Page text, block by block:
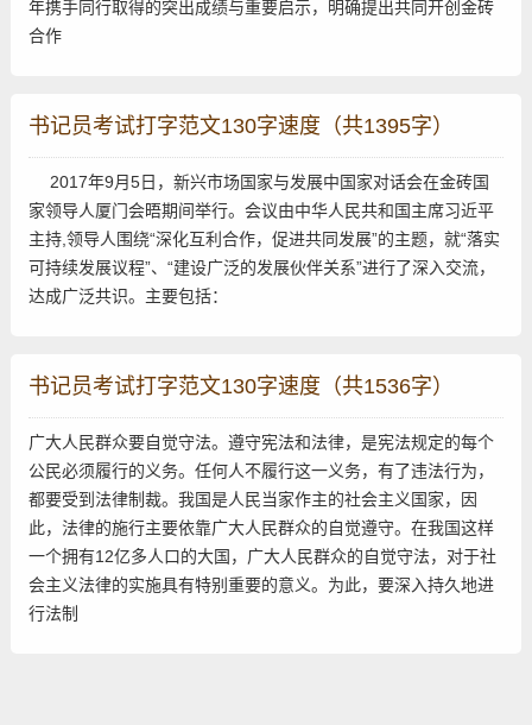
年携手同行取得的突出成绩与重要启示，明确提出共同开创金砖
合作
书记员考试打字范文130字速度（共1395字）
2017年9月5日，新兴市场国家与发展中国家对话会在金砖国
家领导人厦门会晤期间举行。会议由中华人民共和国主席习近平
主持,领导人围绕“深化互利合作，促进共同发展”的主题，就“落实
可持续发展议程”、“建设广泛的发展伙伴关系”进行了深入交流，
达成广泛共识。主要包括：
书记员考试打字范文130字速度（共1536字）
广大人民群众要自觉守法。遵守宪法和法律，是宪法规定的每个
公民必须履行的义务。任何人不履行这一义务，有了违法行为，
都要受到法律制裁。我国是人民当家作主的社会主义国家，因
此，法律的施行主要依靠广大人民群众的自觉遵守。在我国这样
一个拥有12亿多人口的大国，广大人民群众的自觉守法，对于社
会主义法律的实施具有特别重要的意义。为此，要深入持久地进
行法制